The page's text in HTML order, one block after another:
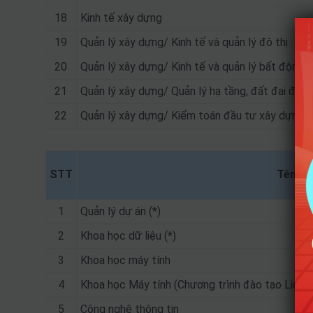
18
Kinh tế xây dựng
19
Quản lý xây dựng/ Kinh tế và quản lý đô thị
20
Quản lý xây dựng/ Kinh tế và quản lý bất động
21
Quản lý xây dựng/ Quản lý hạ tầng, đất đai đô
22
Quản lý xây dựng/ Kiểm toán đầu tư xây dựng
STT Tên
1
Quản lý dự án (*)
2
Khoa học dữ liệu (*)
3
Khoa học máy tính
4
Khoa học Máy tính (Chương trình đào tạo Liên
5
Công nghệ thông tin